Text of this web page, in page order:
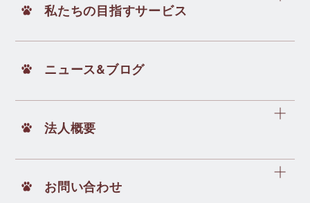
私たちの目指すサービス
ニュース&ブログ
法人概要
お問い合わせ